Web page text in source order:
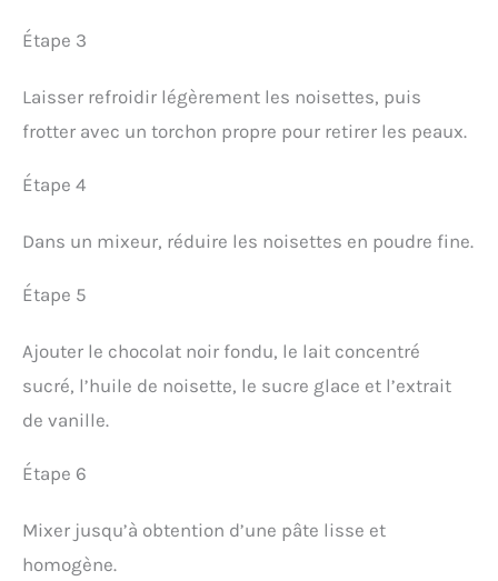
Étape 3
Laisser refroidir légèrement les noisettes, puis
frotter avec un torchon propre pour retirer les peaux.
Étape 4
Dans un mixeur, réduire les noisettes en poudre fine.
Étape 5
Ajouter le chocolat noir fondu, le lait concentré
sucré, l’huile de noisette, le sucre glace et l’extrait
de vanille.
Étape 6
Mixer jusqu’à obtention d’une pâte lisse et
homogène.